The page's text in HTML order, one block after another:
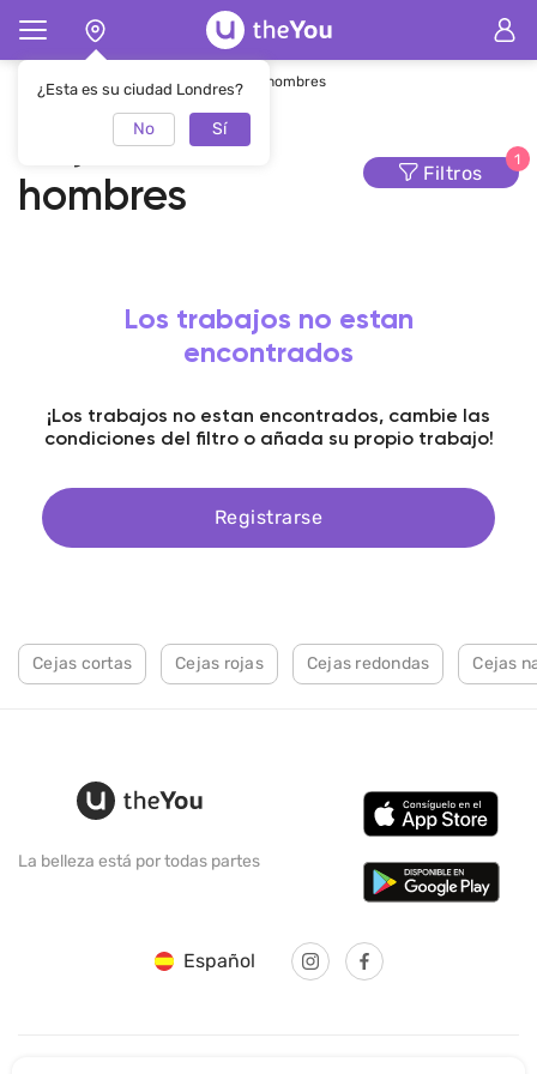
¿Esta es su ciudad Londres?
No Sí
Página de inicio Cejas Cejas de hombres
Cejas de
hombres
Filtros
1
Los trabajos no estan
encontrados
¡Los trabajos no estan encontrados, cambie las
condiciones del filtro o añada su propio trabajo!
Registrarse
Cejas cortas Cejas rojas Cejas redondas Cejas
La belleza está por todas partes
Español